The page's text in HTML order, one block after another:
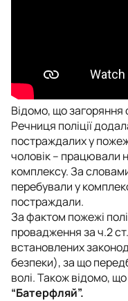
Відомо, що загоряння
Речниця поліції
постраждалих у
чоловік – працювали
комплексу. За
перебували у
постраждали.
За фактом пожежі
провадження за ч.2
встановлених
безпеки), за що
волі. Також відомо,
“Батерфляй”.